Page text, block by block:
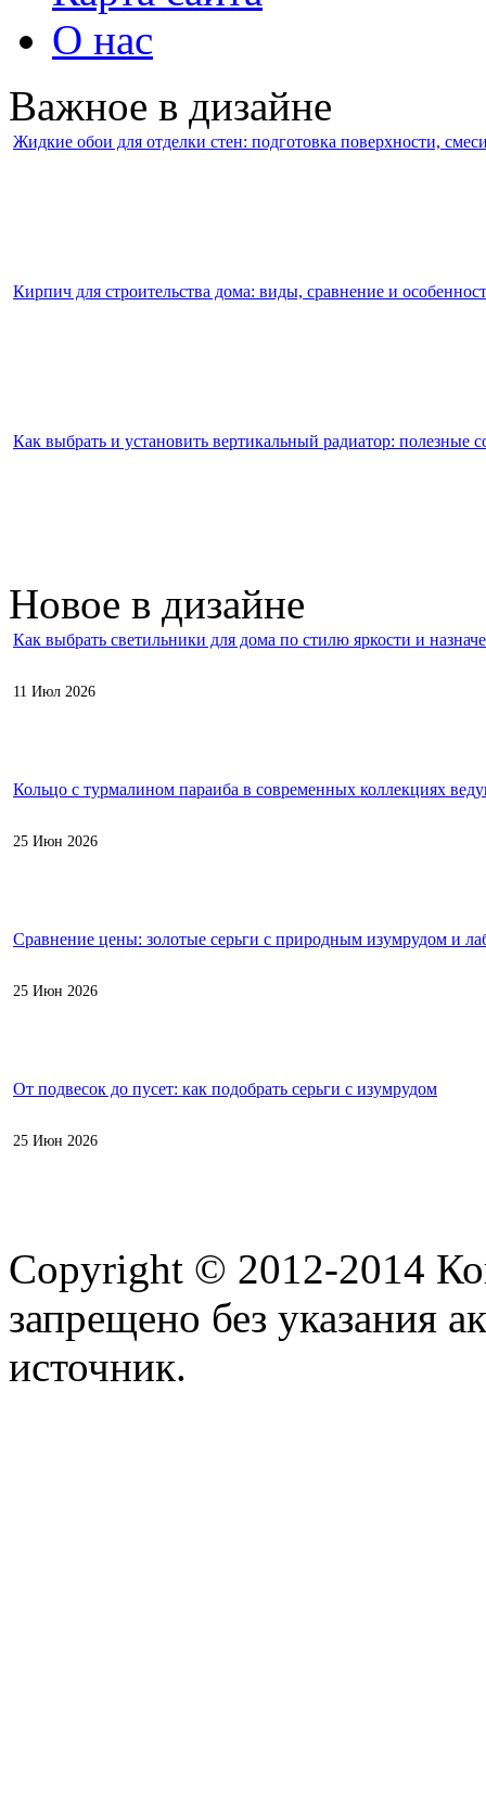
О нас
Важное в дизайне
Жидкие обои для отделки стен: подготовка поверхности,
Кирпич для строительства дома: виды, сравнение и
Как выбрать и установить вертикальный радиатор: полезные
Новое в дизайне
Как выбрать светильники для дома по стилю яркости и
11 Июл 2026
Кольцо с турмалином параиба в современных коллекциях
25 Июн 2026
Сравнение цены: золотые серьги с природным изумрудом и
25 Июн 2026
От подвесок до пусет: как подобрать серьги с изумрудом
25 Июн 2026
Copyright © 2012-2014
запрещено без указания
источник.